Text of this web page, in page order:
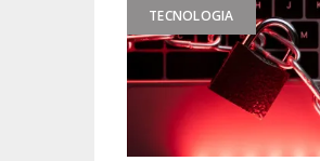
TECNOLOGIA